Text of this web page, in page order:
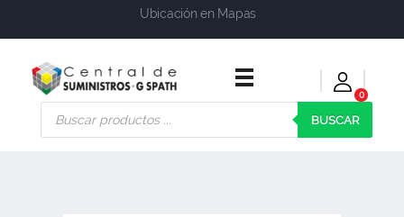
Ubicación en Mapas
Central de Suministros Gspath
Suministros y soluciones integrales para su empresa o negocio
0
BUSCAR